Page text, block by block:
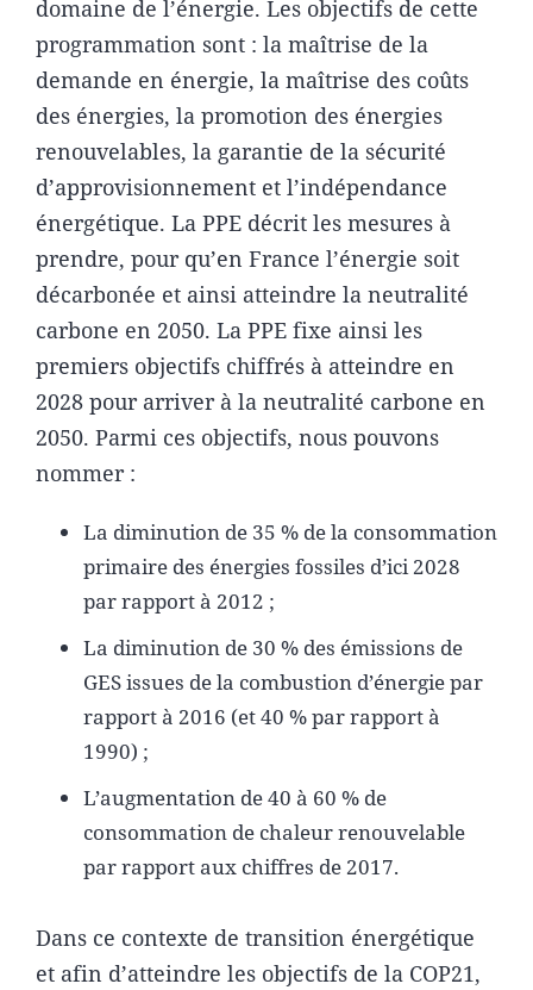
domaine de l’énergie. Les objectifs de cette
programmation sont : la maîtrise de la
demande en énergie, la maîtrise des coûts
des énergies, la promotion des énergies
renouvelables, la garantie de la sécurité
d’approvisionnement et l’indépendance
énergétique. La PPE décrit les mesures à
prendre, pour qu’en France l’énergie soit
décarbonée et ainsi atteindre la neutralité
carbone en 2050. La PPE fixe ainsi les
premiers objectifs chiffrés à atteindre en
2028 pour arriver à la neutralité carbone en
2050. Parmi ces objectifs, nous pouvons
nommer :
La diminution de 35 % de la consommation
primaire des énergies fossiles d’ici 2028
par rapport à 2012 ;
La diminution de 30 % des émissions de
GES issues de la combustion d’énergie par
rapport à 2016 (et 40 % par rapport à
1990) ;
L’augmentation de 40 à 60 % de
consommation de chaleur renouvelable
par rapport aux chiffres de 2017.
Dans ce contexte de transition énergétique
et afin d’atteindre les objectifs de la COP21,